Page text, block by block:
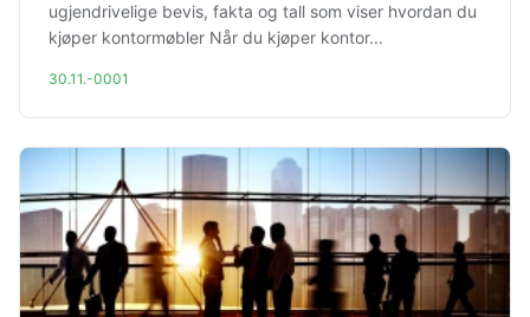
ugjendrivelige bevis, fakta og tall som viser hvordan du
kjøper kontormøbler Når du kjøper kontor...
30.11.-0001